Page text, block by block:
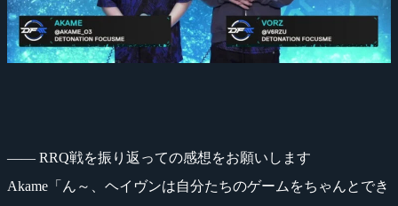
―― RRQ戦を振り返っての感想をお願いします
Akame「ん～、ヘイヴンは自分たちのゲームをちゃんとでき